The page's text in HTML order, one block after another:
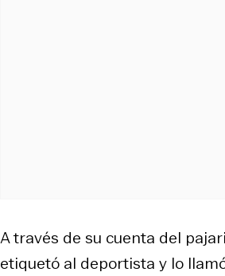
A través de su cuenta del
etiquetó al deportista y lo